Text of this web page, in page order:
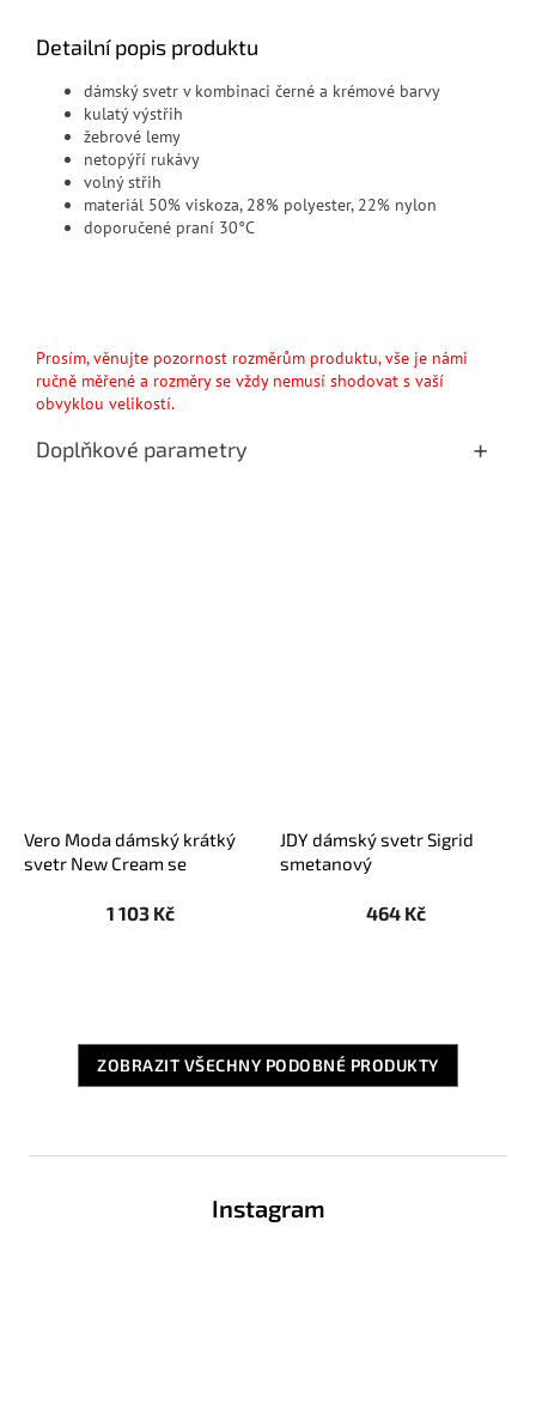
Detailní popis produktu
dámský svetr v kombinaci černé a krémové barvy
kulatý výstřih
žebrové lemy
netopýří rukávy
volný střih
materiál 50% viskoza, 28% polyester, 22% nylon
doporučené praní 30°C
Prosím, věnujte pozornost rozměrům produktu, vše je námi
ručně měřené a rozměry se vždy nemusí shodovat s vaší
obvyklou velikostí.
Doplňkové parametry
Vero Moda dámský krátký
svetr New Cream se
1 103 Kč
JDY dámský svetr Sigrid
smetanový
464 Kč
ZOBRAZIT VŠECHNY PODOBNÉ PRODUKTY
Instagram